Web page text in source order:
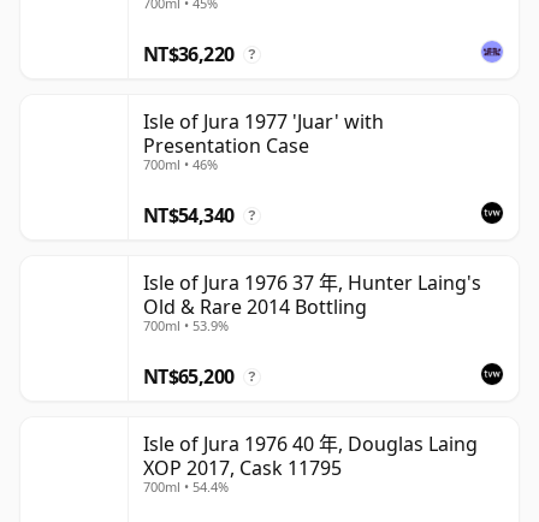
NT$36,220 ?
Isle of Jura 1977 'Juar' with
Presentation Case
700ml • 46%
NT$54,340 ?
Isle of Jura 1976 37 年, Hunter Laing's
Old & Rare 2014 Bottling
700ml • 53.9%
NT$65,200 ?
Isle of Jura 1976 40 年, Douglas Laing
XOP 2017, Cask 11795
700ml • 54.4%